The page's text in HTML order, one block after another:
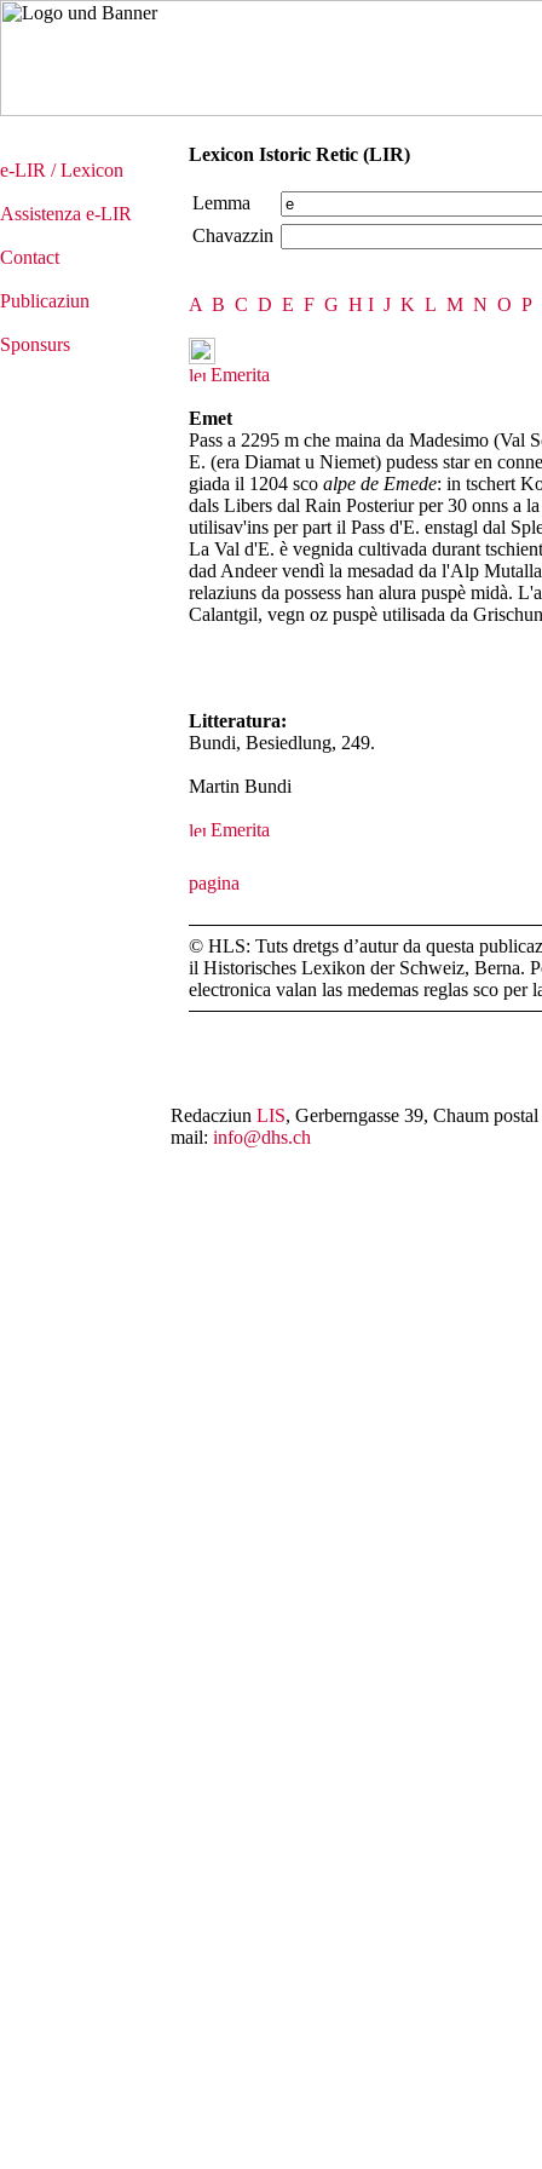
e-LIR / Lexicon
Assistenza e-LIR
Contact
Publicaziun
Sponsurs
Lexicon Istoric Retic (LIR)
Lemma
Chavazzin
A B C D E F G H I J K L M N O P
Emerita
Emet
Pass a 2295 m che maina da Madesimo
E. (era Diamat u Niemet) pudess star en
giada il 1204 scoalpe de Emede: in tschert
dals Libers dal Rain Posteriur per 30 onns a
utilisav'ins per part il Pass d'E. enstagl dal
La Val d'E. è vegnida cultivada durant
dad Andeer vendì la mesadad da l'Alp
relaziuns da possess han alura puspè midà.
Calantgil, vegn oz puspè utilisada da
Litteratura:
Bundi, Besiedlung, 249.
Martin Bundi
Emerita
© HLS: Tuts dretgs d’autur da questa
il Historisches Lexikon der Schweiz, Berna.
electronica valan las medemas reglas sco per
Redacziun LIS, Gerberngasse 39, Chaum
mail: info@dhs.ch